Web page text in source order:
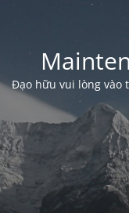
Đạo hữu vui lòng vào